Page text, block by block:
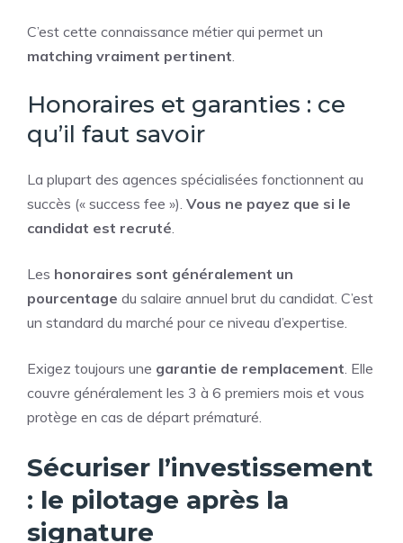
C’est cette connaissance métier qui permet un
matching vraiment pertinent.
Honoraires et garanties : ce
qu’il faut savoir
La plupart des agences spécialisées fonctionnent au
succès (« success fee »). Vous ne payez que si le
candidat est recruté.
Les honoraires sont généralement un
pourcentage du salaire annuel brut du candidat. C’est
un standard du marché pour ce niveau d’expertise.
Exigez toujours une garantie de remplacement. Elle
couvre généralement les 3 à 6 premiers mois et vous
protège en cas de départ prématuré.
Sécuriser l’investissement
: le pilotage après la
signature